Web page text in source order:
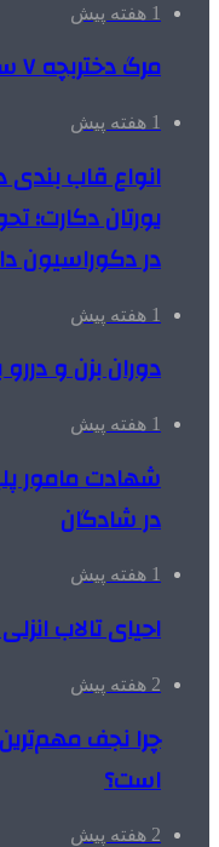
1 هفته پیش
مرگ دختربچه ۷ ساله در پارک اسلامشهر
1 هفته پیش
انواع قاب بندی
یورتان دکارت؛
در دکوراسیون
1 هفته پیش
دوران بزن و
1 هفته پیش
شهادت مامور
در شادگان
1 هفته پیش
احیای تالاب
2 هفته پیش
چرا نجف
است؟
2 هفته پیش